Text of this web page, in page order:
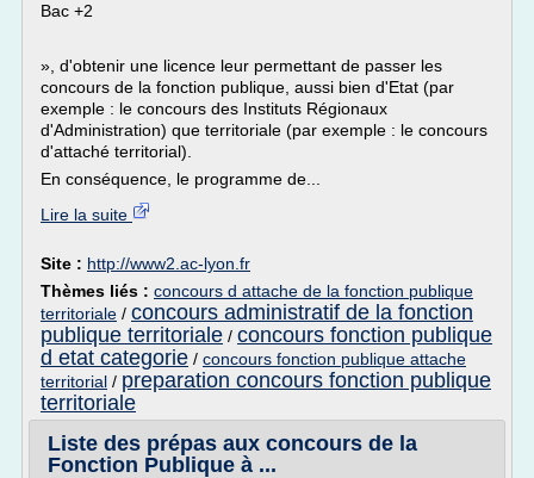
Bac +2
», d'obtenir une licence leur permettant de passer les
concours de la fonction publique, aussi bien d'Etat (par
exemple : le concours des Instituts Régionaux
d'Administration) que territoriale (par exemple : le concours
d'attaché territorial).
En conséquence, le programme de...
Lire la suite
Site : http://www2.ac-lyon.fr
Thèmes liés : concours d attache de la fonction publique
territoriale / concours administratif de la fonction
publique territoriale / concours fonction publique
d etat categorie / concours fonction publique attache
territorial / preparation concours fonction publique
territoriale
Liste des prépas aux concours de la
Fonction Publique à ...